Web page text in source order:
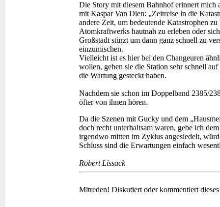
Die Story mit diesem Bahnhof erinnert mich
mit Kaspar Van Dien: „Zeitreise in die
andere Zeit, um bedeutende Katastrophen
Atomkraftwerks hautnah zu erleben oder
Großstadt stürzt um dann ganz schnell zu
einzumischen.
Vielleicht ist es hier bei den Changeuren
wollen, geben sie die Station sehr schnell
die Wartung gesteckt haben.
Nachdem sie schon im Doppelband 2385/
öfter von ihnen hören.
Da die Szenen mit Gucky und dem
doch recht unterhaltsam waren, gebe ich
irgendwo mitten im Zyklus angesiedelt,
Schluss sind die Erwartungen einfach
Robert Lissack
Mitreden! Diskutiert oder kommentiert